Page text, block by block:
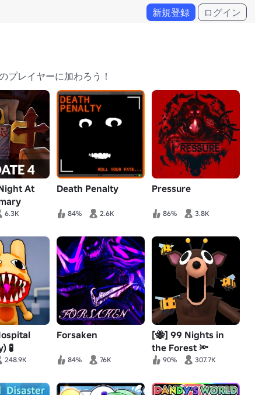
新規登録 ログイン
プレイヤーに加わろう！
At
6.3K
Death Penalty
84% 2.6K
Pressure
86% 3.8K
🧪
248.9K
Forsaken
84% 76K
[🐝] 99 Nights in
the Forest 🔦
90% 307.7K